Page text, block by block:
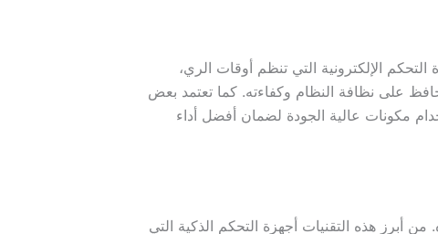
الإلكترونية التي تنظم أوقات الري،
تحافظ على نظافة النظام وكفاءته. كما تعتمد بعض
مكونات عالية الجودة لضمان أفضل أداء
أبرز هذه التقنيات أجهزة التحكم الذكية التي